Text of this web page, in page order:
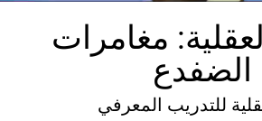
مغامرات
الضفدع
للتدريب المعرفي